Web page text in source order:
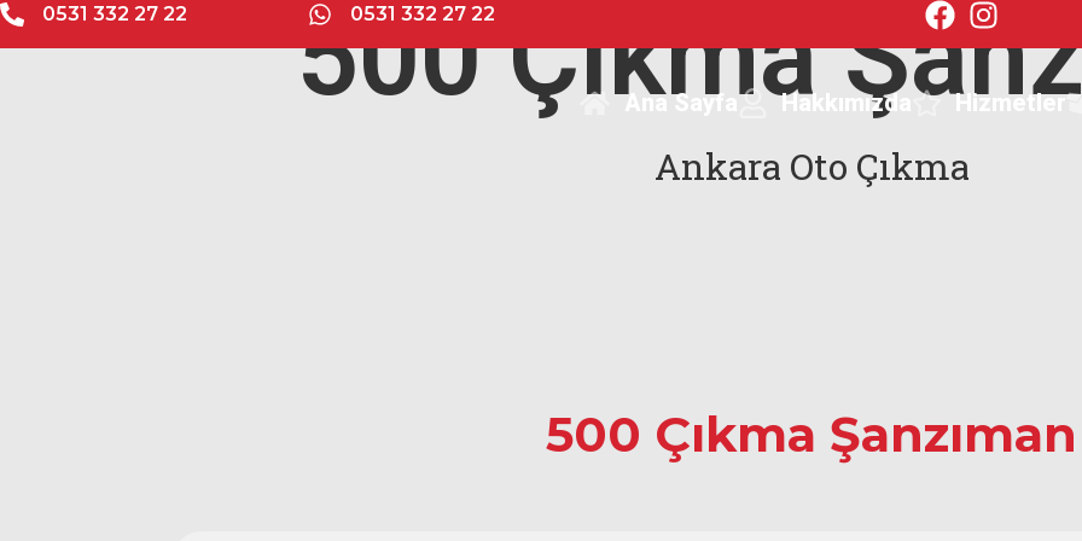
0531 332 27 22 0531 332 27 22
Ana Sayfa Hakkımızda Hizmetler
500 Çıkma
Ankara Oto Çıkma
500 Çıkma Şanzıman